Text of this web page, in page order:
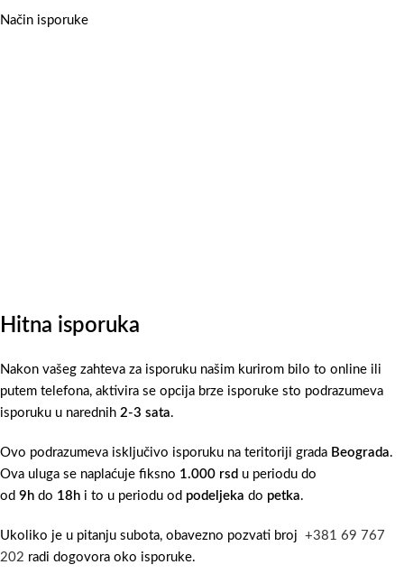
Način isporuke
Hitna isporuka
Nakon vašeg zahteva za isporuku našim kurirom bilo to online ili
putem telefona, aktivira se opcija brze isporuke sto podrazumeva
isporuku u narednih 2-3 sata.
Ovo podrazumeva isključivo isporuku na teritoriji grada Beograda.
Ova uluga se naplaćuje fiksno 1.000 rsd u periodu do
od 9h do 18h i to u periodu od podeljeka do petka.
Ukoliko je u pitanju subota, obavezno pozvati broj +381 69 767
202 radi dogovora oko isporuke.